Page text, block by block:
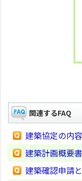
関連するFAQ
建築協定の内
建築計画概要
建築確認申請